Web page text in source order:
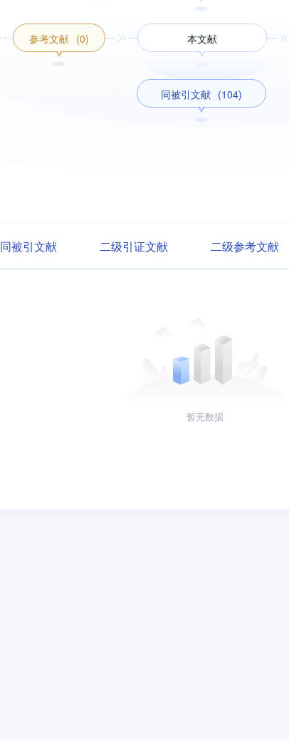
参考文献 (0) 本文献
同被引文献 (104)
同被引文献 二级引证文献 二级参考文献
暂无数据